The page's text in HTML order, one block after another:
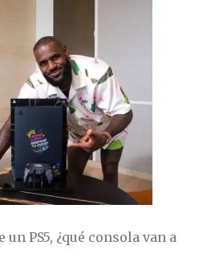
PS5, ¿qué consola van a